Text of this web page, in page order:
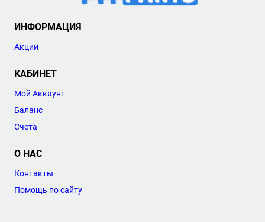
ИНФОРМАЦИЯ
Акции
КАБИНЕТ
Мой Аккаунт
Баланс
Счета
О НАС
Контакты
Помощь по сайту